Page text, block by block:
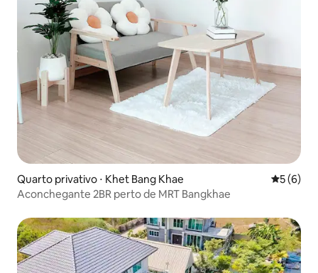
Quarto privativo ⋅ Khet Bang Khae 5 de
5 (6)
Aconchegante 2BR perto de MRT Bangkhae